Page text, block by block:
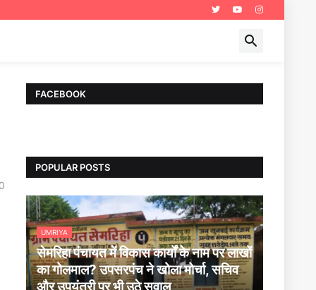
FACEBOOK
POPULAR POSTS
UMRIYA
सेमरिहा पंचायत में विकास कार्यों के नाम पर लाखों
का गोलमाल? उपसरपंच ने खोला मोर्चा, सचिव